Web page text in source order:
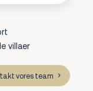
villaer
vores team